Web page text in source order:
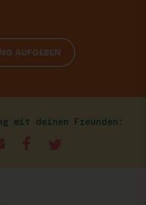
AUFGEBEN
mit deinen Freunden: